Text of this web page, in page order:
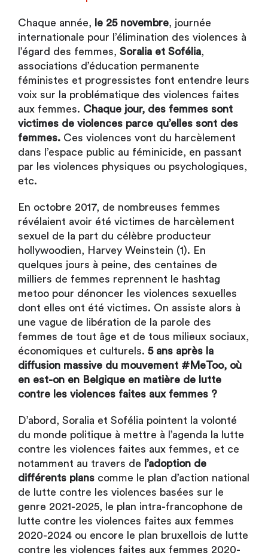
Chaque année, le 25 novembre, journée
internationale pour l’élimination des violences à
l’égard des femmes, Soralia et Sofélia,
associations d’éducation permanente
féministes et progressistes font entendre leurs
voix sur la problématique des violences faites
aux femmes. Chaque jour, des femmes sont
victimes de violences parce qu’elles sont des
femmes. Ces violences vont du harcèlement
dans l’espace public au féminicide, en passant
par les violences physiques ou psychologiques,
etc.
En octobre 2017, de nombreuses femmes
révélaient avoir été victimes de harcèlement
sexuel de la part du célèbre producteur
hollywoodien, Harvey Weinstein (1). En
quelques jours à peine, des centaines de
milliers de femmes reprennent le hashtag
metoo pour dénoncer les violences sexuelles
dont elles ont été victimes. On assiste alors à
une vague de libération de la parole des
femmes de tout âge et de tous milieux sociaux,
économiques et culturels. 5 ans après la
diffusion massive du mouvement #MeToo, où
en est-on en Belgique en matière de lutte
contre les violences faites aux femmes ?
D’abord, Soralia et Sofélia pointent la volonté
du monde politique à mettre à l’agenda la lutte
contre les violences faites aux femmes, et ce
notamment au travers de l’adoption de
différents plans comme le plan d’action national
de lutte contre les violences basées sur le
genre 2021-2025, le plan intra-francophone de
lutte contre les violences faites aux femmes
2020-2024 ou encore le plan bruxellois de lutte
contre les violences faites aux femmes 2020-